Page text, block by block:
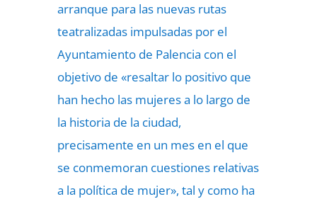
arranque para las nuevas rutas
teatralizadas impulsadas por el
Ayuntamiento de Palencia con el
objetivo de «resaltar lo positivo que
han hecho las mujeres a lo largo de
la historia de la ciudad,
precisamente en un mes en el que
se conmemoran cuestiones relativas
a la política de mujer», tal y como ha